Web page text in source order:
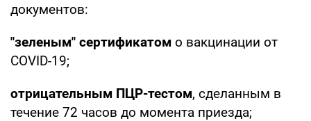
документов:
"зеленым" сертификатом о вакцинации от
COVID-19;
отрицательным ПЦР-тестом, сделанным в
течение 72 часов до момента приезда;